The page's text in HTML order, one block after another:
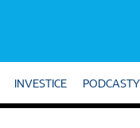
INVESTICE PODCASTY